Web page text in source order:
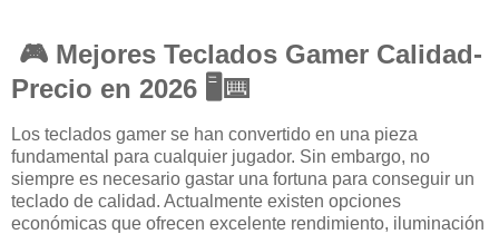
🎮 Mejores Teclados Gamer Calidad-
Precio en 2026 🖥️⌨️
Los teclados gamer se han convertido en una pieza
fundamental para cualquier jugador. Sin embargo, no
siempre es necesario gastar una fortuna para conseguir un
teclado de calidad. Actualmente existen opciones
económicas que ofrecen excelente rendimiento, iluminación